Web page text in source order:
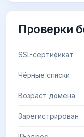
Проверки
SSL-сертификат
Чёрные списки
Возраст домена
Зарегистрирован